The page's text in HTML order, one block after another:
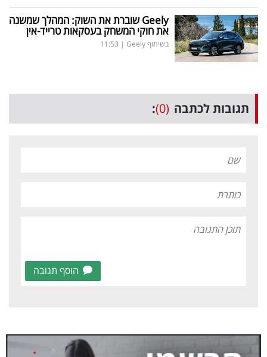
Geelyשוברת את השוק: המהלך שמשנה
את חוקי המשחק בעסקאות טרייד-אין
בשיתוף Geely |
11:53
תגובות לכתבה (0)
:
הוסף תגובה